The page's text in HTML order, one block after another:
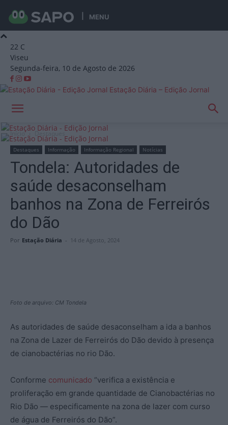
MENU
22 C
Viseu
Segunda-feira, 10 de Agosto de 2026
Estação Diária – Edição Jornal
Início Destaques
Destaques Informação Informação Regional Notícias
Tondela: Autoridades de
saúde desaconselham
banhos na Zona de Ferreirós
do Dão
Por Estação Diária - 14 de Agosto, 2024
Foto de arquivo: CM Tondela
As autoridades de saúde desaconselham a ida a banhos
na Zona de Lazer de Ferreirós do Dão devido à presença
de cianobactérias no rio Dão.
Conforme comunicado “verifica a existência e
proliferação em grande quantidade de Cianobactérias no
Rio Dão — especificamente na zona de lazer com curso
de água de Ferreirós do Dão”.